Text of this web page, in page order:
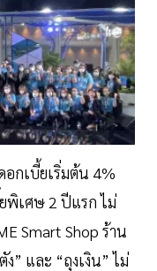
กเบี้ยเริ่มต้น 4%
เศษ 2 ปีแรก ไม่
Smart Shop ร้าน
” และ “ถุงเงิน” ไม่